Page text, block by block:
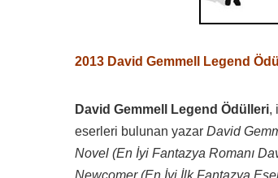
2013 David Gemmell Legend
David Gemmell Legend Ödülleri,
eserleri bulunan yazar David
Novel (En İyi Fantazya Romanı
Newcomer (En İyi İlk Fantazya